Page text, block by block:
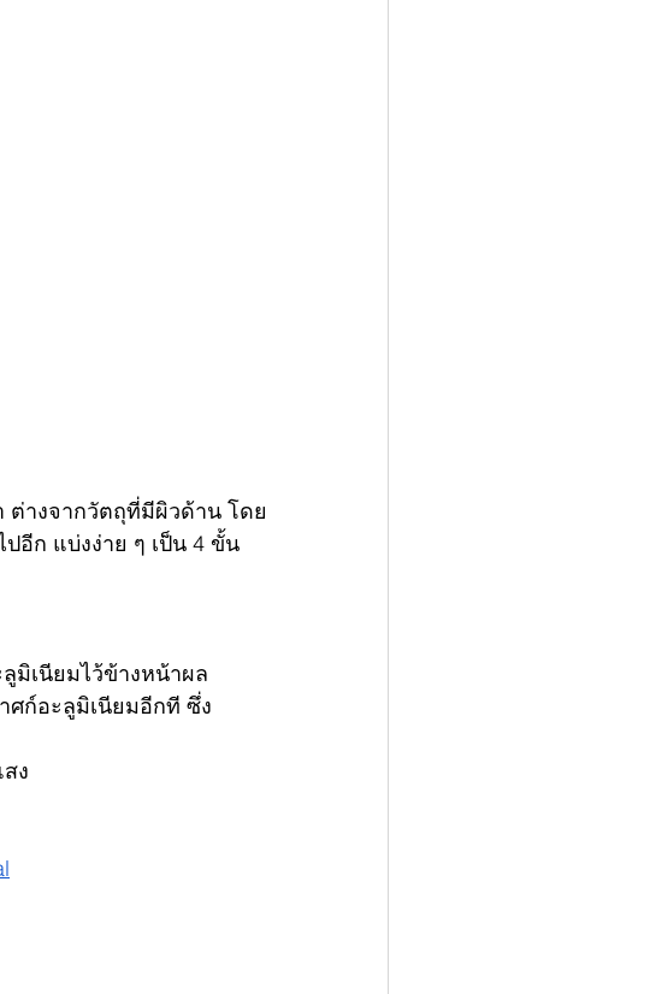
ต่างจากวัตถุที่มีผิวด้าน โดย
ปอีก แบ่งง่าย ๆ เป็น 4 ขั้น
มิเนียมไว้ข้างหน้าผล
ศก์อะลูมิเนียมอีกที ซึ่ง
ง